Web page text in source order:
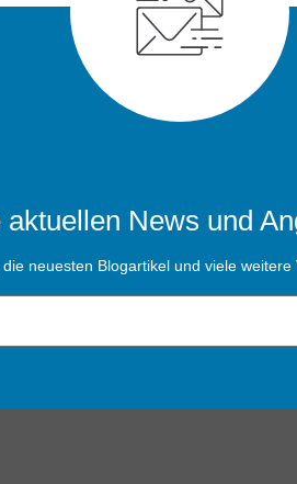
aktuellen News und
neuesten Blogartikel und viele